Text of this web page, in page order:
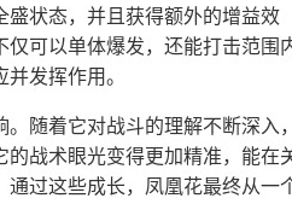
状态，并且获得额外的增益效
可以单体爆发，还能打击范围
发挥作用。
随着它对战斗的理解不断深入，
战术眼光变得更加精准，能在
过这些成长，凤凰花最终从一